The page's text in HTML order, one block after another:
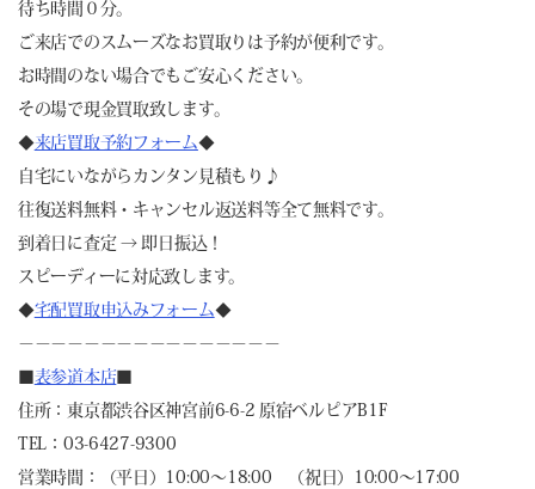
待ち時間０分。
ご来店でのスムーズなお買取りは予約が便利です。
お時間のない場合でもご安心ください。
その場で現金買取致します。
◆来店買取予約フォーム◆
自宅にいながらカンタン見積もり♪
往復送料無料・キャンセル返送料等全て無料です。
到着日に査定 → 即日振込！
スピーディーに対応致します。
◆宅配買取申込みフォーム◆
－－－－－－－－－－－－－－－－
■表参道本店■
住所：東京都渋谷区神宮前6-6-2 原宿ベルピアB1F
TEL：03-6427-9300
営業時間：（平日）10:00～18:00 （祝日）10:00～17:00